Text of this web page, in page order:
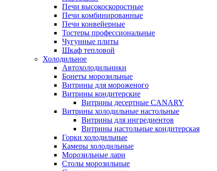
Печи высокоскоростные
Печи комбинированные
Печи конвейерные
Тостеры профессиональные
Чугунные плиты
Шкаф тепловой
Холодильное
Автохолодильники
Бонеты морозильные
Витрины для мороженого
Витрины кондитерские
Витрины десертные CANARY
Витрины холодильные настольные
Витрины для ингредиентов
Витрины настольные кондитерская
Горки холодильные
Камеры холодильные
Морозильные лари
Столы морозильные